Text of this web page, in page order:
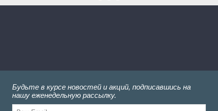
Будьте в курсе новостей и акций, подписавшись на
нашу еженедельную рассылку.